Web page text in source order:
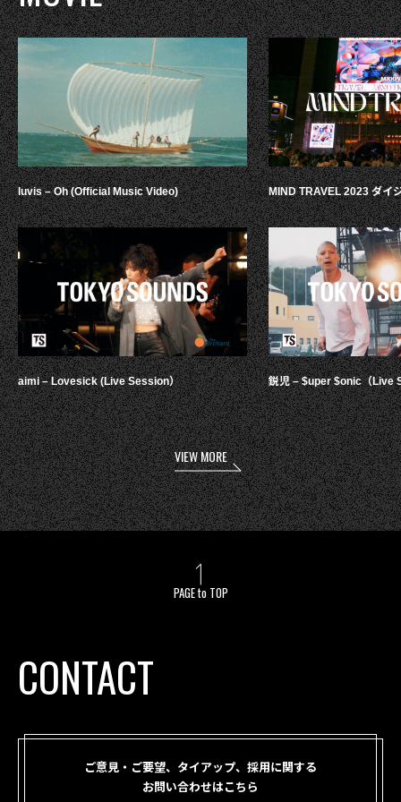
luvis – Oh (Official Music Video)
aimi – Lovesick (Live Session）
MIND TRAVEL 2023 ダイ
鋭児 – $uper $onic（Live
VIEW MORE
PAGE to TOP
CONTACT
ご意見・ご要望、タイアップ、採用に関する
お問い合わせはこちら